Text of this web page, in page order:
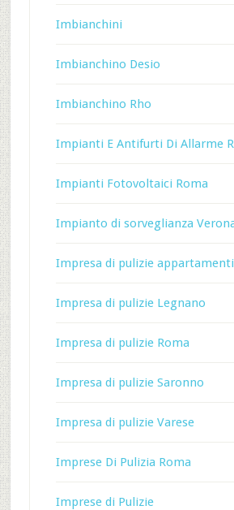
Imbianchini
Imbianchino Desio
Imbianchino Rho
Impianti E Antifurti Di Allarme
Impianti Fotovoltaici Roma
Impianto di sorveglianza
Impresa di pulizie
Impresa di pulizie Legnano
Impresa di pulizie Roma
Impresa di pulizie Saronno
Impresa di pulizie Varese
Imprese Di Pulizia Roma
Imprese di Pulizie